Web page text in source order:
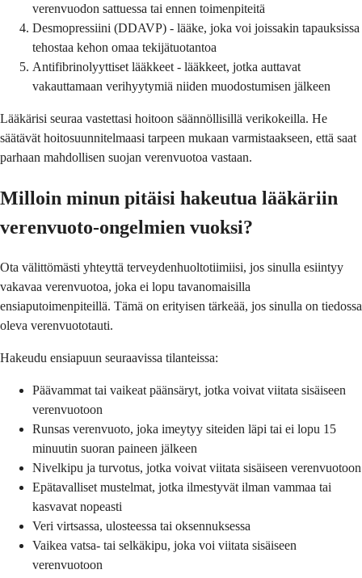
verenvuodon sattuessa tai ennen toimenpiteitä
Desmopressiini (DDAVP) - lääke, joka voi joissakin tapauksissa
tehostaa kehon omaa tekijätuotantoa
Antifibrinolyyttiset lääkkeet - lääkkeet, jotka auttavat
vakauttamaan verihyytymiä niiden muodostumisen jälkeen
Lääkärisi seuraa vastettasi hoitoon säännöllisillä verikokeilla. He
säätävät hoitosuunnitelmaasi tarpeen mukaan varmistaakseen, että saat
parhaan mahdollisen suojan verenvuotoa vastaan.
Milloin minun pitäisi hakeutua lääkäriin
verenvuoto-ongelmien vuoksi?
Ota välittömästi yhteyttä terveydenhuoltotiimiisi, jos sinulla esiintyy
vakavaa verenvuotoa, joka ei lopu tavanomaisilla
ensiaputoimenpiteillä. Tämä on erityisen tärkeää, jos sinulla on tiedossa
oleva verenvuototauti.
Hakeudu ensiapuun seuraavissa tilanteissa:
Päävammat tai vaikeat päänsäryt, jotka voivat viitata sisäiseen
verenvuotoon
Runsas verenvuoto, joka imeytyy siteiden läpi tai ei lopu 15
minuutin suoran paineen jälkeen
Nivelkipu ja turvotus, jotka voivat viitata sisäiseen verenvuotoon
Epätavalliset mustelmat, jotka ilmestyvät ilman vammaa tai
kasvavat nopeasti
Veri virtsassa, ulosteessa tai oksennuksessa
Vaikea vatsa- tai selkäkipu, joka voi viitata sisäiseen
verenvuotoon